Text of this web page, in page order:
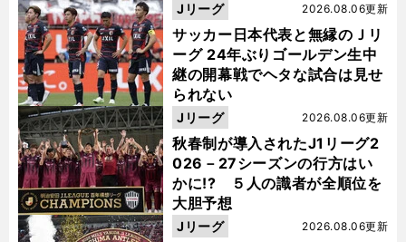
サッカー日本代表と無縁のＪリ
ーグ 24年ぶりゴールデン生中
継の開幕戦でヘタな試合は見せ
られない
2026.08.06更新
Jリーグ
秋春制が導入されたJ1リーグ2
026－27シーズンの行方はい
かに!? ５人の識者が全順位を
大胆予想
2026.08.06更新
Jリーグ
2026.08.06更新
Jリーグ